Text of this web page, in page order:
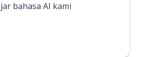
bahasa AI kami